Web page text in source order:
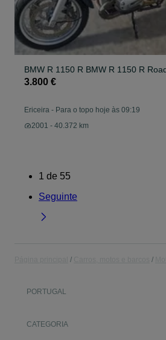
BMW R 1150 R BMW R 1150 R
3.800 €
Ericeira - Para o topo hoje às 09:19
2001 - 40.372 km
1 de 55
Seguinte
PORTUGAL
CATEGORIA